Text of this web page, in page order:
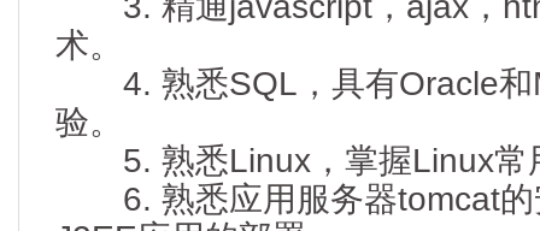
术。
4. 熟悉SQL，具有Oracle和
验。
5. 熟悉Linux，掌握Linux常
6. 熟悉应用服务器tomcat的